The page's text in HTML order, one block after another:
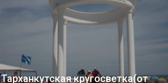
Тарханкутская кругосветка(от